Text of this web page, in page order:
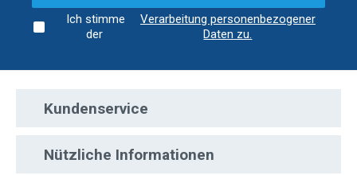
Ich stimme
der
Verarbeitung personenbezogener
Daten zu.
Kundenservice
Nützliche Informationen